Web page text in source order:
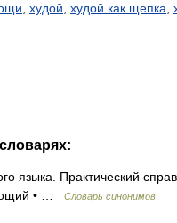
худой худой как щепка
языка. Практический
• …
Словарь синонимов